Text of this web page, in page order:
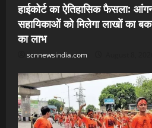
हाईकोर्ट का ऐतिहासिक फैसला:
सहायिकाओं को मिलेगा लाखों का
का लाभ
scnnewsindia.com